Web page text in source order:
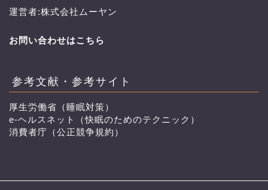
運営者:株式会社ムーヤン
お問い合わせはこちら
参考文献・参考サイト
厚生労働省（睡眠対策）
e-ヘルスネット（快眠のためのテクニック）
消費者庁（公正競争規約）